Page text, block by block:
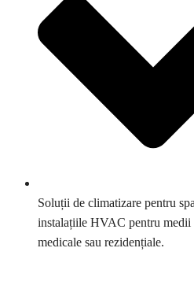
Soluții de climatizare pentru
instalațiile HVAC pentru medii
medicale sau rezidențiale.